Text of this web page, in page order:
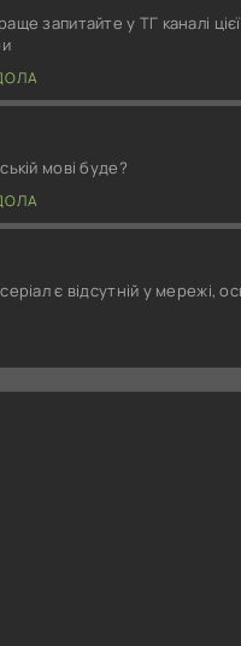
запитайте у ТГ каналі
мові буде?
є відсутній у мережі,